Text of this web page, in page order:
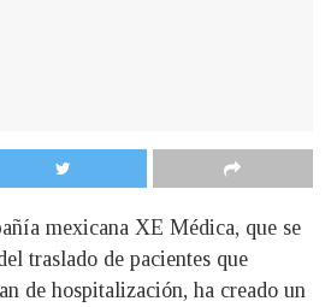
mexicana XE Médica, que se
traslado de pacientes que
de hospitalización, ha creado un